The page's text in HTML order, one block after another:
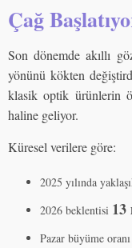
Çağ
Son dönemde akıllı
yönünü kökten
klasik optik ürünlerin
haline geliyor.
Küresel verilere göre:
2025 yılında
2026 beklentisi 13
Pazar büyüme oranı